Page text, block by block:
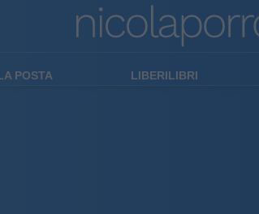
POSTA LIBERILIBRI